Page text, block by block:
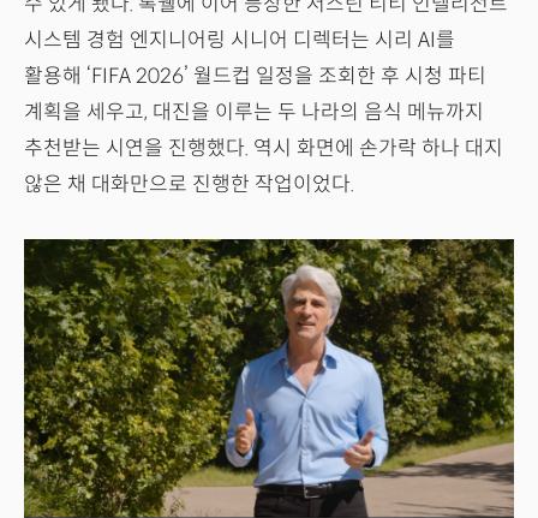
시스템 경험 엔지니어링 시니어 디렉터는 시리 AI를
활용해 ‘FIFA 2026’ 월드컵 일정을 조회한 후 시청 파티
계획을 세우고, 대진을 이루는 두 나라의 음식 메뉴까지
추천받는 시연을 진행했다. 역시 화면에 손가락 하나 대지
않은 채 대화만으로 진행한 작업이었다.